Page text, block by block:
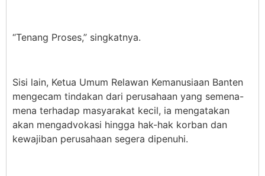
“Tenang Proses,” singkatnya.
Sisi lain, Ketua Umum Relawan Kemanusiaan Banten
mengecam tindakan dari perusahaan yang semena-
mena terhadap masyarakat kecil, ia mengatakan
akan mengadvokasi hingga hak-hak korban dan
kewajiban perusahaan segera dipenuhi.